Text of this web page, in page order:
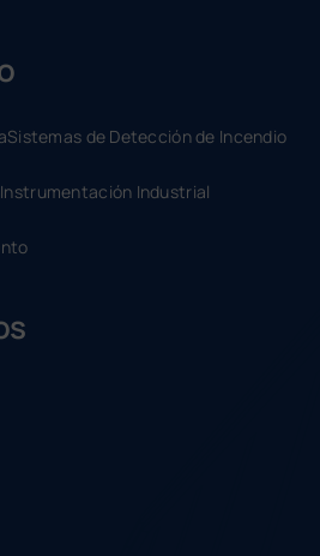
Sistemas de Detección de Incendio
Instrumentación Industrial